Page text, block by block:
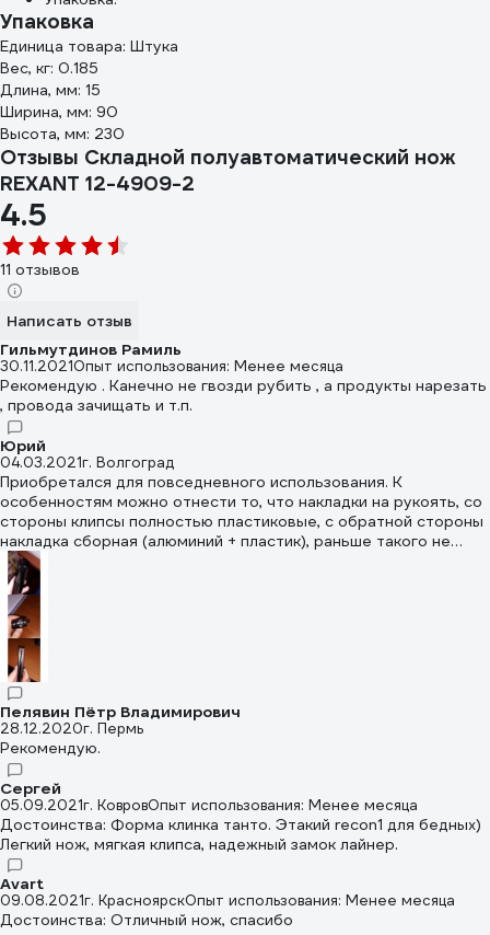
Упаковка
Единица товара: Штука
Вес, кг: 0.185
Длина, мм: 15
Ширина, мм: 90
Высота, мм: 230
Отзывы Складной полуавтоматический нож
REXANT 12-4909-2
4.5
11 отзывов
Написать отзыв
Гильмутдинов Рамиль
30.11.2021Опыт использования: Менее месяца
Рекомендую . Канечно не гвозди рубить , а продукты нарезать
, провода зачищать и т.п.
Юрий
04.03.2021г. Волгоград
Приобретался для повседневного использования. К
особенностям можно отнести то, что накладки на рукоять, со
стороны клипсы полностью пластиковые, с обратной стороны
накладка сборная (алюминий + пластик), раньше такого не
встречал. Механизм открывания собран на пластиковых
шайбах, что за эту цену ожидаемо. Вызывает некоторое
опасение форма лезвия ближе к кончику, уж очень тонкое
сведение. По заточке, она "безопасная" т.е. порезаться этим
ножом еще надо суметь, но для каждодневного
использования это скорее плюс. Клипса. Странное решение,
но помимо того что она прикручена к рукояти, она еще и
приклеена, причем следы клея на рукояти так и остались. В
целом, за свои деньги, хороший китайский нож. К покупке
рекомендую.
Пелявин Пётр Владимирович
28.12.2020г. Пермь
Рекомендую.
Сергей
05.09.2021г. КовровОпыт использования: Менее месяца
Достоинства: Форма клинка танто. Этакий recon1 для бедных)
Легкий нож, мягкая клипса, надежный замок лайнер.
Avart
09.08.2021г. КрасноярскОпыт использования: Менее месяца
Достоинства: Отличный нож, спасибо